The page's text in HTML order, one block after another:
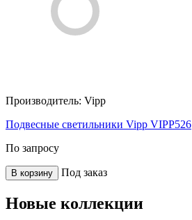
Производитель: Vipp
Подвесные светильники Vipp VIPP526
По запросу
В корзину Под заказ
Новые коллекции